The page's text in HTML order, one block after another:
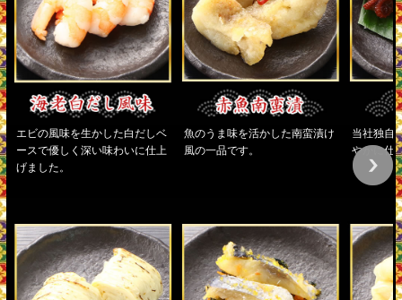
エビの風味を生かした白だしベ
ースで優しく深い味わいに仕上
げました。
魚のうま味を活かした南蛮漬け
風の一品です。
当社独自
やかに仕